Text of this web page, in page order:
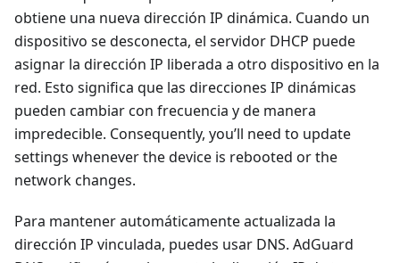
obtiene una nueva dirección IP dinámica. Cuando un
dispositivo se desconecta, el servidor DHCP puede
asignar la dirección IP liberada a otro dispositivo en la
red. Esto significa que las direcciones IP dinámicas
pueden cambiar con frecuencia y de manera
impredecible. Consequently, you’ll need to update
settings whenever the device is rebooted or the
network changes.
Para mantener automáticamente actualizada la
dirección IP vinculada, puedes usar DNS. AdGuard